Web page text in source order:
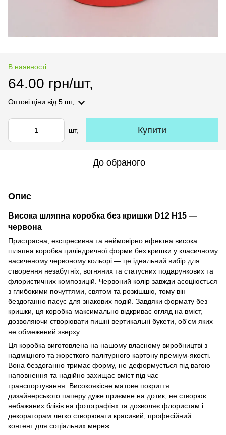
В наявності
64.00 грн/шт,
Оптові ціни від 5 шт,
шт, Купити
До обраного
Опис
Висока шляпна коробка без кришки D12 H15 —
червона
Пристрасна, експресивна та неймовірно ефектна висока
шляпна коробка циліндричної форми без кришки у класичному
насиченому червоному кольорі — це ідеальний вибір для
створення незабутніх, вогняних та статусних подарункових та
флористичних композицій. Червоний колір завжди асоціюється
з глибокими почуттями, святом та розкішшю, тому він
бездоганно пасує для знакових подій. Завдяки формату без
кришки, ця коробка максимально відкриває огляд на вміст,
дозволяючи створювати пишні вертикальні букети, об'єм яких
не обмежений зверху.
Ця коробка виготовлена на нашому власному виробництві з
надміцного та жорсткого палітурного картону преміум-якості.
Вона бездоганно тримає форму, не деформується під вагою
наповнення та надійно захищає вміст під час
транспортування. Високоякісне матове покриття
дизайнерського паперу дуже приємне на дотик, не створює
небажаних бліків на фотографіях та дозволяє флористам і
декораторам легко створювати красивий, професійний
контент для соціальних мереж.